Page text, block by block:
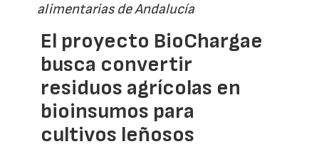
alimentarias de Andalucía
El proyecto BioChargae
busca convertir
residuos agrícolas en
bioinsumos para
cultivos leñosos